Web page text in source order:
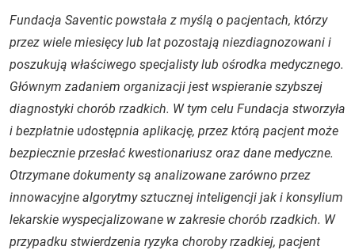
Fundacja Saventic powstała z myślą o pacjentach, którzy
przez wiele miesięcy lub lat pozostają niezdiagnozowani i
poszukują właściwego specjalisty lub ośrodka medycznego.
Głównym zadaniem organizacji jest wspieranie szybszej
diagnostyki chorób rzadkich. W tym celu Fundacja stworzyła
i bezpłatnie udostępnia aplikację, przez którą pacjent może
bezpiecznie przesłać kwestionariusz oraz dane medyczne.
Otrzymane dokumenty są analizowane zarówno przez
innowacyjne algorytmy sztucznej inteligencji jak i konsylium
lekarskie wyspecjalizowane w zakresie chorób rzadkich. W
przypadku stwierdzenia ryzyka choroby rzadkiej, pacjent